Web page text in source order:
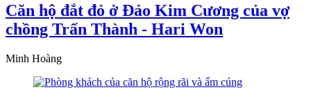
Căn hộ đắt đỏ ở Đảo Kim Cương của vợ
chồng Trấn Thành - Hari Won
Minh Hoàng